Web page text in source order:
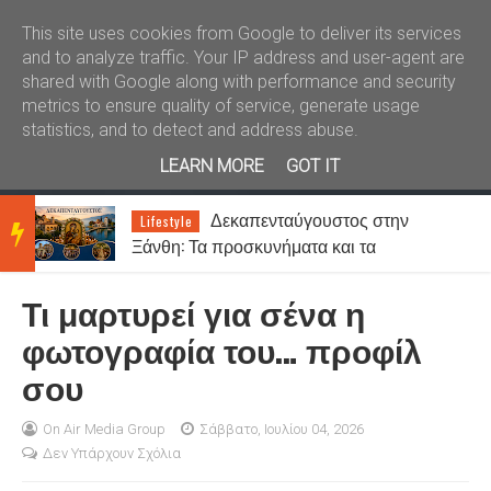
Καλώς ήλθατε Kral News
BRE
AKIN
NEW
Lifestyle
Δεκαπενταύγουστος στην
Ξάνθη: Τα προσκυνήματα και τα
Τι μαρτυρεί για σένα η
φωτογραφία του… προφίλ
σου
On Air Media Group
Σάββατο, Ιουλίου 04, 2026
Δεν Υπάρχουν Σχόλια
This site uses cookies from Google to deliver its services
and to analyze traffic. Your IP address and user-agent are
shared with Google along with performance and security
metrics to ensure quality of service, generate usage
statistics, and to detect and address abuse.
LEARN MORE
GOT IT